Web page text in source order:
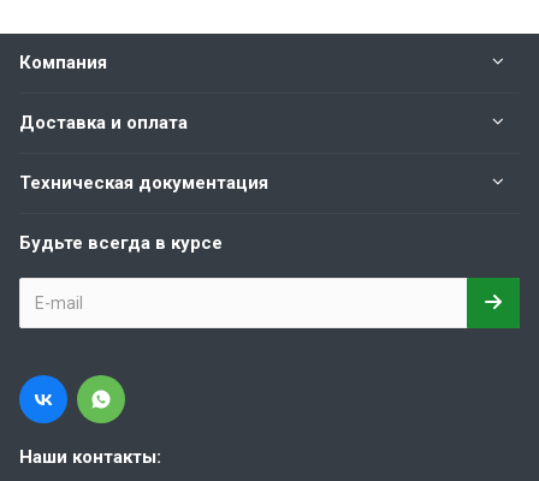
Компания
Доставка и оплата
Техническая документация
Будьте всегда в курсе
Наши контакты: